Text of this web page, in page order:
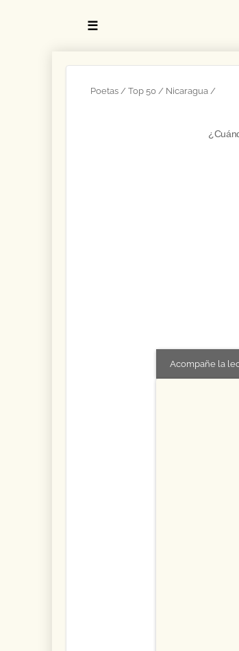
☰
Poetas Top 50 Nicaragua
Acompañe la